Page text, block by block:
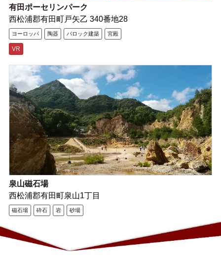
有田ポーセリンパーク
西松浦郡有田町戸矢乙 340番地28
ヨーロッパ 陶器 バロック建築 宮殿
VR
泉山磁石場
西松浦郡有田町泉山1丁目
磁石場 砕石 岩 砂場